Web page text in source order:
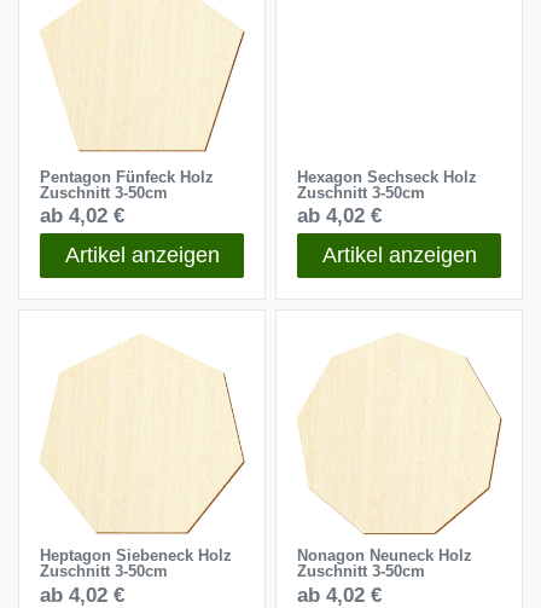
Pentagon Fünfeck Holz
Zuschnitt 3-50cm
ab 4,02 €
Artikel anzeigen
Hexagon Sechseck Holz
Zuschnitt 3-50cm
ab 4,02 €
Artikel anzeigen
Heptagon Siebeneck Holz
Zuschnitt 3-50cm
ab 4,02 €
Nonagon Neuneck Holz
Zuschnitt 3-50cm
ab 4,02 €